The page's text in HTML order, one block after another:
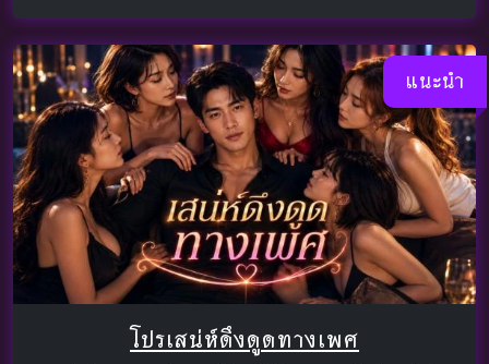
แนะนำ
โปรเสน่ห์ดึงดูดทางเพศ